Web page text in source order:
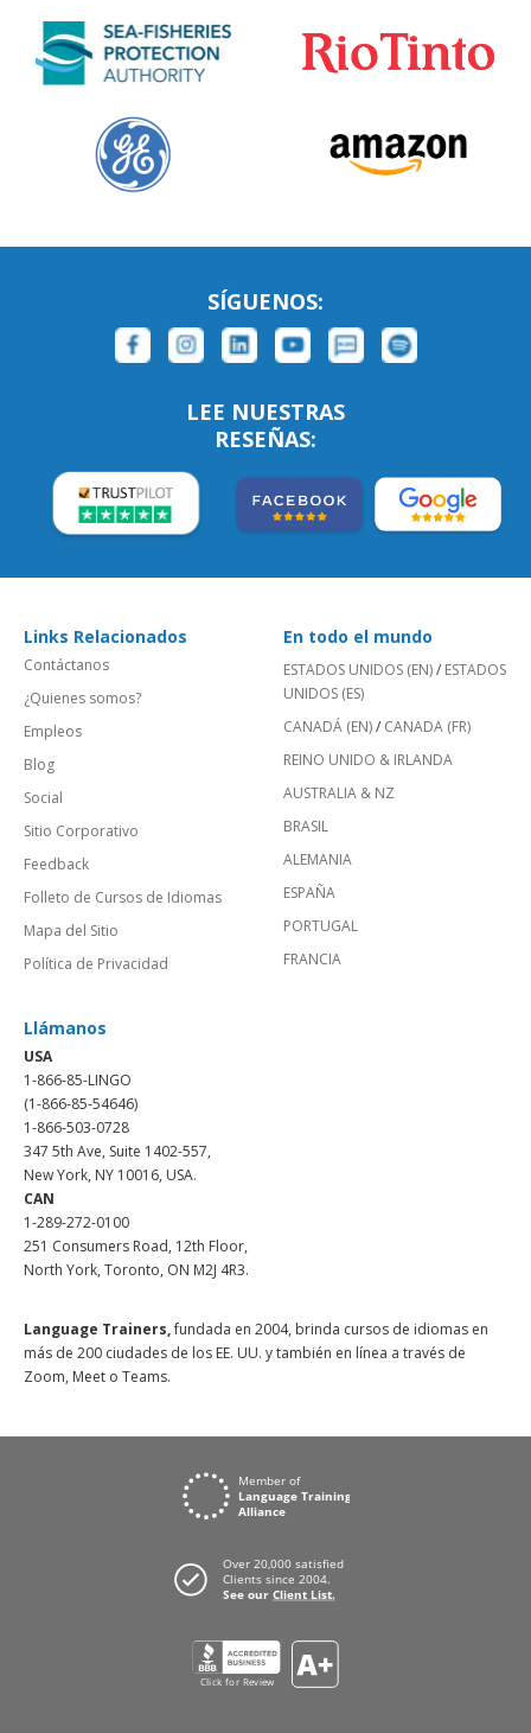
SÍGUENOS:
LEE NUESTRAS
RESEÑAS:
Links Relacionados
Contáctanos
¿Quienes somos?
Empleos
Blog
Social
Sitio Corporativo
Feedback
Folleto de Cursos de Idiomas
Mapa del Sitio
Política de Privacidad
En todo el mundo
ESTADOS UNIDOS (EN)/ ESTADOS
UNIDOS (ES)
CANADÁ (EN)/ CANADA (FR)
REINO UNIDO & IRLANDA
AUSTRALIA & NZ
BRASIL
ALEMANIA
ESPAÑA
PORTUGAL
FRANCIA
Llámanos
USA
1-866-85-LINGO
(1-866-85-54646)
1-866-503-0728
347 5th Ave, Suite 1402-557,
New York, NY 10016, USA.
CAN
1-289-272-0100
251 Consumers Road, 12th Floor,
North York, Toronto, ON M2J 4R3.
Language Trainers,fundada en 2004, brinda cursos de idiomas en
más de 200 ciudades de los EE. UU. y también en línea a través de
Zoom, Meet o Teams.